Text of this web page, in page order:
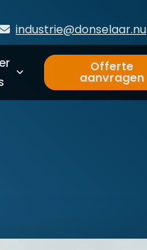
industrie@donselaar.nu
Veelgestelde vragen
Offerte
aanvragen